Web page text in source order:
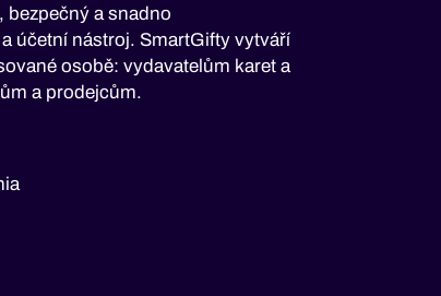
bezpečný a snadno
účetní nástroj. SmartGifty vytváří
osobě: vydavatelům karet a
a prodejcům.